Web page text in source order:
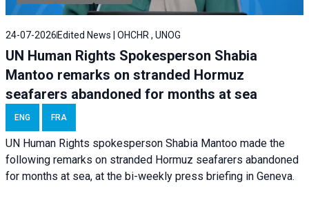
24-07-2026 Edited News | OHCHR , UNOG
UN Human Rights Spokesperson Shabia
Mantoo remarks on stranded Hormuz
seafarers abandoned for months at sea
ENG FRA
UN Human Rights spokesperson Shabia Mantoo made the
following remarks on stranded Hormuz seafarers abandoned
for months at sea, at the bi-weekly press briefing in Geneva.